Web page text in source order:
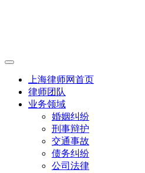
上海律师网首页
律师团队
业务领域
婚姻纠纷
刑事辩护
交通事故
债务纠纷
公司法律